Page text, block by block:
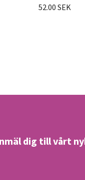
52.00 SEK
dig till vårt